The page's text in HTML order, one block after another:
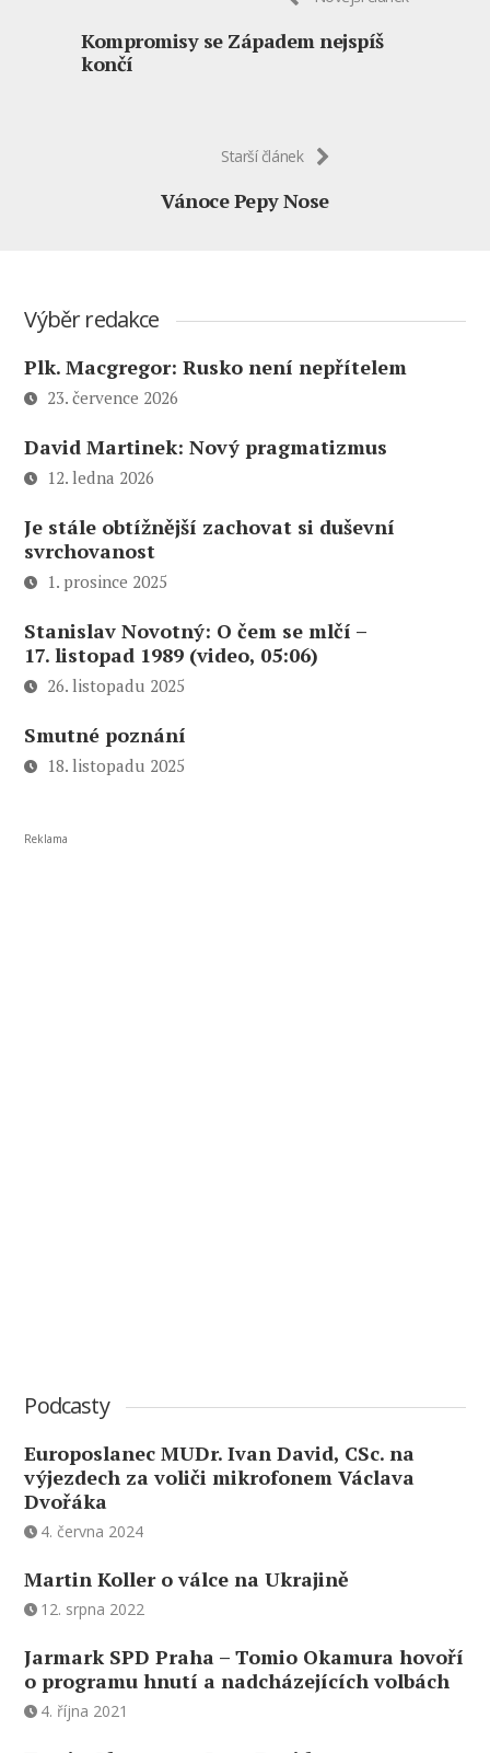
Kompromisy se Západem nejspíš
končí
Starší článek
Vánoce Pepy Nose
Výběr redakce
Plk. Macgregor: Rusko není nepřítelem
23. července 2026
David Martinek: Nový pragmatizmus
12. ledna 2026
Je stále obtížnější zachovat si duševní
svrchovanost
1. prosince 2025
Stanislav Novotný: O čem se mlčí –
17. listopad 1989 (video, 05:06)
26. listopadu 2025
Smutné poznání
18. listopadu 2025
Reklama
Podcasty
Europoslanec MUDr. Ivan David, CSc. na
výjezdech za voliči mikrofonem Václava
Dvořáka
4. června 2024
Martin Koller o válce na Ukrajině
12. srpna 2022
Jarmark SPD Praha – Tomio Okamura hovoří
o programu hnutí a nadcházejících volbách
4. října 2021